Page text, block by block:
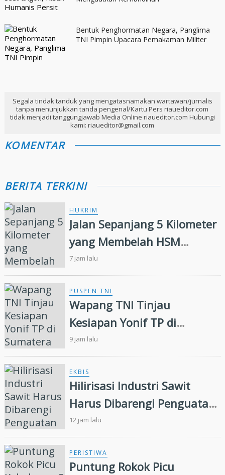
Bentuk Penghormatan Negara, Panglima
TNI Pimpin Upacara Pemakaman Militer
Segala tindak tanduk yang mengatasnamakan wartawan/jurnalis
tanpa menunjukkan tanda pengenal/Kartu Pers riaueditor.com
tidak menjadi tanggungjawab Media Online riaueditor.com Hubungi
kami: riaueditor@gmail.com
KOMENTAR
BERITA TERKINI
HUKRIM
Jalan Sepanjang 5 Kilometer
yang Membelah HSM
Rimbang Baling Diduga
Didanai Residivis
Perambahan Hutan
7 jam lalu
PUSPEN TNI
Wapang TNI Tinjau
Kesiapan Yonif TP di
Sumatera Utara
9 jam lalu
EKBIS
Hilirisasi Industri Sawit
Harus Dibarengi Penguatan
Ekosistem Hulu hingga Hilir
12 jam lalu
PERISTIWA
Puntung Rokok Picu